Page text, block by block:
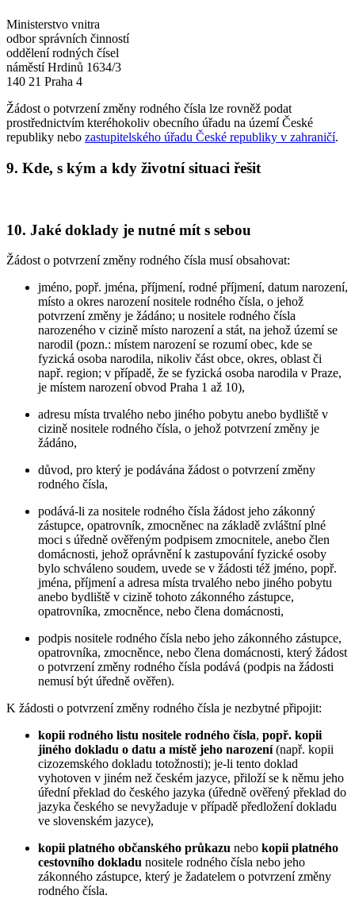
Ministerstvo vnitra
odbor správních činností
oddělení rodných čísel
náměstí Hrdinů 1634/3
140 21 Praha 4
Žádost o potvrzení změny rodného čísla lze rovněž podat
prostřednictvím kteréhokoliv obecního úřadu na území České
republiky nebo zastupitelského úřadu České republiky v zahraničí.
9. Kde, s kým a kdy životní situaci řešit
10. Jaké doklady je nutné mít s sebou
Žádost o potvrzení změny rodného čísla musí obsahovat:
jméno, popř. jména, příjmení, rodné příjmení, datum narození,
místo a okres narození nositele rodného čísla, o jehož
potvrzení změny je žádáno; u nositele rodného čísla
narozeného v cizině místo narození a stát, na jehož území se
narodil (pozn.: místem narození se rozumí obec, kde se
fyzická osoba narodila, nikoliv část obce, okres, oblast či
např. region; v případě, že se fyzická osoba narodila v Praze,
je místem narození obvod Praha 1 až 10),
adresu místa trvalého nebo jiného pobytu anebo bydliště v
cizině nositele rodného čísla, o jehož potvrzení změny je
žádáno,
důvod, pro který je podávána žádost o potvrzení změny
rodného čísla,
podává-li za nositele rodného čísla žádost jeho zákonný
zástupce, opatrovník, zmocněnec na základě zvláštní plné
moci s úředně ověřeným podpisem zmocnitele, anebo člen
domácnosti, jehož oprávnění k zastupování fyzické osoby
bylo schváleno soudem, uvede se v žádosti též jméno, popř.
jména, příjmení a adresa místa trvalého nebo jiného pobytu
anebo bydliště v cizině tohoto zákonného zástupce,
opatrovníka, zmocněnce, nebo člena domácnosti,
podpis nositele rodného čísla nebo jeho zákonného zástupce,
opatrovníka, zmocněnce, nebo člena domácnosti, který žádost
o potvrzení změny rodného čísla podává (podpis na žádosti
nemusí být úředně ověřen).
K žádosti o potvrzení změny rodného čísla je nezbytné připojit:
kopii rodného listu nositele rodného čísla, popř. kopii
jiného dokladu o datu a místě jeho narození(např. kopii
cizozemského dokladu totožnosti); je-li tento doklad
vyhotoven v jiném než českém jazyce, přiloží se k němu jeho
úřední překlad do českého jazyka (úředně ověřený překlad do
jazyka českého se nevyžaduje v případě předložení dokladu
ve slovenském jazyce),
kopii platného občanského průkazu nebo kopii platného
cestovního dokladu nositele rodného čísla nebo jeho
zákonného zástupce, který je žadatelem o potvrzení změny
rodného čísla.